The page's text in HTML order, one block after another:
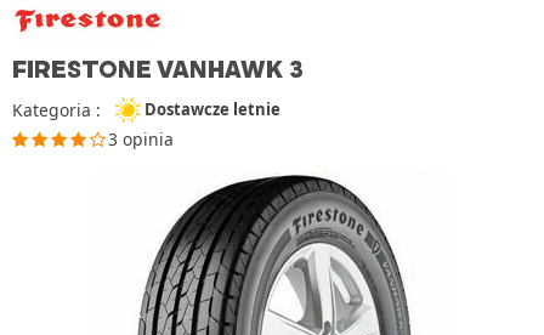
FIRESTONE VANHAWK 3
Kategoria : Dostawcze letnie
3 opinia